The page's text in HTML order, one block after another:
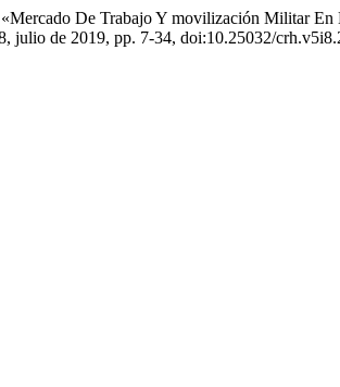
De Trabajo Y movilización Militar
julio de 2019, pp. 7-34, doi:10.25032/